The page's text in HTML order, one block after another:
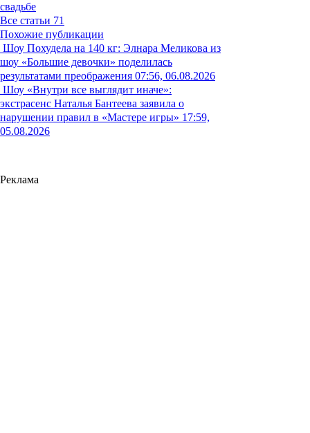
свадьбе
Все статьи 71
Похожие публикации
Шоу Похудела на 140 кг: Элнара Меликова из
шоу «Большие девочки» поделилась
результатами преображения 07:56, 06.08.2026
Шоу «Внутри все выглядит иначе»:
экстрасенс Наталья Бантеева заявила о
нарушении правил в «Мастере игры» 17:59,
05.08.2026
Реклама